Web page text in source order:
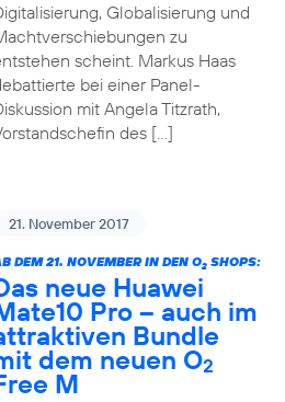
Globalisierung und
zu
scheint. Markus Haas
bei einer Panel-
mit Angela Titzrath,
des […]
21. November 2017
DEM 21. NOVEMBER IN DEN O2SHOPS:
neue Huawei
Pro – auch im
Bundle
dem neuen O2
M